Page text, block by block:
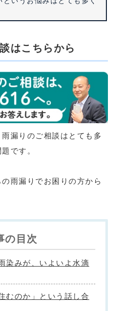
はこちらから
漏りのご相談はとても多
です。
雨漏りでお困りの方から
の目次
染みが、いよいよ水滴
むのか」という話し合